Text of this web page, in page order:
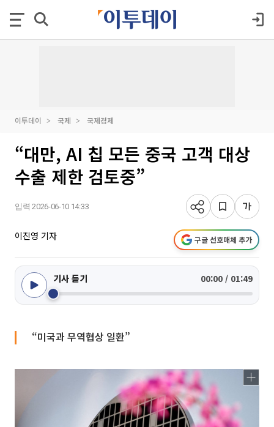
이투데이 국제 국제경제
“대만, AI 칩 모든 중국 고객 대상
수출 제한 검토중”
입력 2026-06-10 14:33
이진영 기자 구글 선호매체 추가
기사 듣기 00:00 / 01:49
“미국과 무역협상 일환”